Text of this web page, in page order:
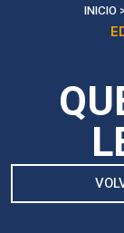
INICIO